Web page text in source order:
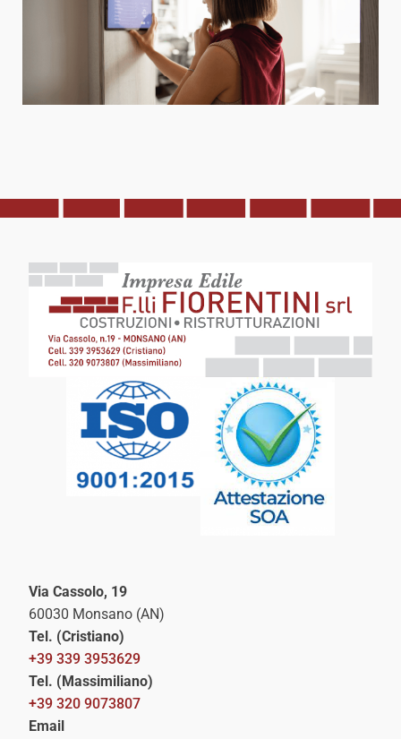
Via Cassolo, 19
60030 Monsano (AN)
Tel. (Cristiano)
+39 339 3953629
Tel. (Massimiliano)
+39 320 9073807
Email